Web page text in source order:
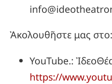
Ἀκολουθῆστε μας στο:
YouTube.:
https://